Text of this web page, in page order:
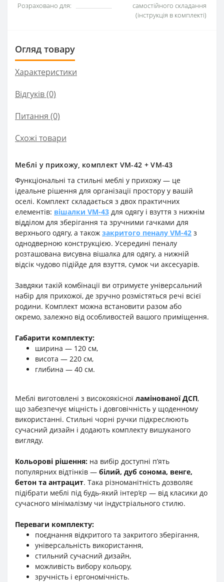
Розраховано для:
самостійного складання
(інструкція в комплекті)
Огляд товару
Характеристики
Відгуків (0)
Питання (0)
Схожі товари
Меблі у прихожу, комплект VM-42 + VM-43
Функціональні та стильні меблі у прихожу — це
ідеальне рішення для організації простору у вашій
оселі. Комплект складається з двох практичних
елементів: вішалки VM-43 для одягу і взуття з нижнім
відділом для зберігання та зручними гачками для
верхнього одягу, а також закритого пеналу VM-42 з
однодверною конструкцією. Усередині пеналу
розташована висувна вішалка для одягу, а нижній
відсік чудово підійде для взуття, сумок чи аксесуарів.
Завдяки такій комбінації ви отримуєте універсальний
набір для прихожої, де зручно розмістяться речі всієї
родини. Комплект можна встановити разом або
окремо, залежно від особливостей вашого приміщення.
Габарити комплекту:
ширина — 120 см,
висота — 220 см,
глибина — 40 см.
Меблі виготовлені з високоякісної ламінованої ДСП,
що забезпечує міцність і довговічність у щоденному
використанні. Стильні чорні ручки підкреслюють
сучасний дизайн і додають комплекту вишуканого
вигляду.
Кольорові рішення: на вибір доступні п’ять
популярних відтінків — білий, дуб сонома, венге,
бетон та антрацит. Така різноманітність дозволяє
підібрати меблі під будь-який інтер’єр — від класики до
сучасного мінімалізму чи індустріального стилю.
Переваги комплекту:
поєднання відкритого та закритого зберігання,
універсальність використання,
стильний сучасний дизайн,
можливість вибору кольору,
зручність і ергономічність.